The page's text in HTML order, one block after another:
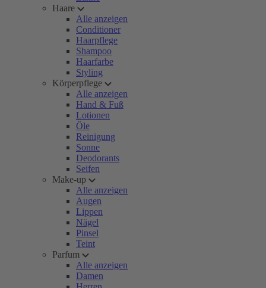
Haare
Alle anzeigen
Conditioner
Haarpflege
Shampoo
Haarfarbe
Styling
Körperpflege
Alle anzeigen
Hand & Fuß
Lotionen
Öle
Reinigung
Sonne
Deodorants
Seifen
Make-up
Alle anzeigen
Augen
Lippen
Nägel
Pinsel
Teint
Parfum
Alle anzeigen
Damen